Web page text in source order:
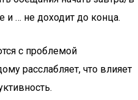
… не доходит до конца.
с проблемой
расслабляет, что влияет